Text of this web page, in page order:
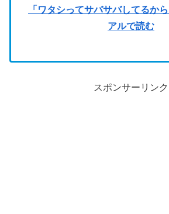
「ワタシってサバサバしてるか
アルで読む
スポンサーリンク